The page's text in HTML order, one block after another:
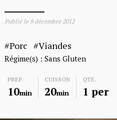
Publié le 8 décembre 2012
Porc Viandes
Régime(s) : Sans Gluten
PREP.
10min
CUISSON
20min
QTE.
1 per